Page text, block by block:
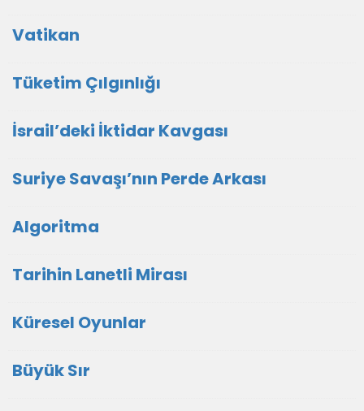
Vatikan
Tüketim Çılgınlığı
İsrail’deki İktidar Kavgası
Suriye Savaşı’nın Perde Arkası
Algoritma
Tarihin Lanetli Mirası
Küresel Oyunlar
Büyük Sır